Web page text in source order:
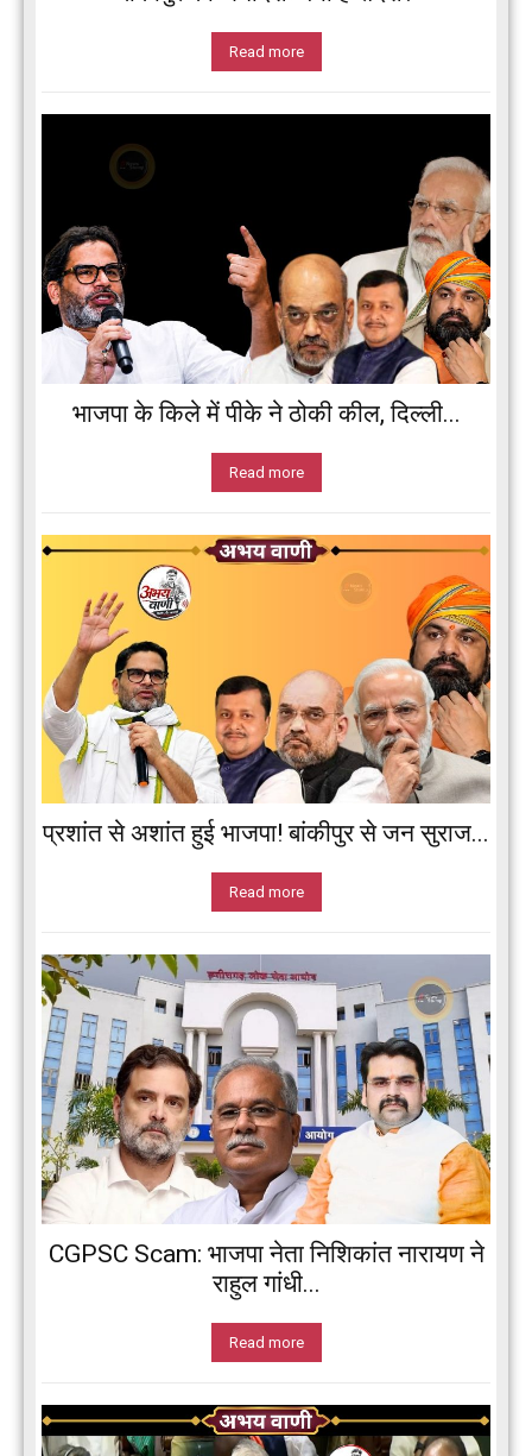
Read more
भाजपा के किले में पीके ने ठोकी कील, दिल्ली...
Read more
प्रशांत से अशांत हुई भाजपा! बांकीपुर से जन सुराज...
Read more
CGPSC Scam: भाजपा नेता निशिकांत नारायण ने
राहुल गांधी...
Read more